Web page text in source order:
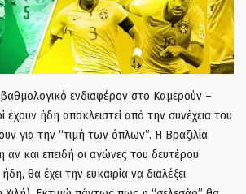
ενδιαφέρον στο Καμερούν –
έχουν ήδη αποκλειστεί από την συνέχεια του
για την “τιμή των όπλων”. Η Βραζιλία
και επειδή οι αγώνες του δευτέρου
θα έχει την ευκαιρία να διαλέξει